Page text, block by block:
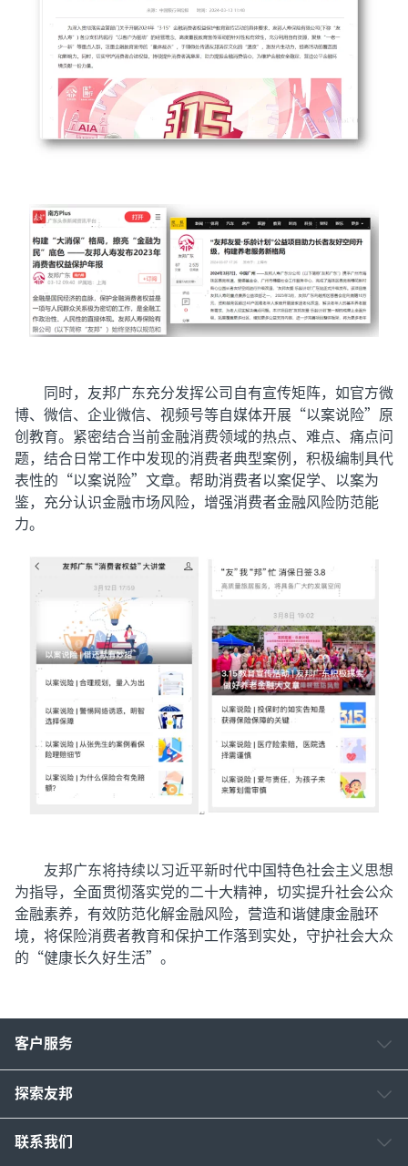
同时，友邦广东充分发挥公司自有宣传矩阵，如官方微
博、微信、企业微信、视频号等自媒体开展“以案说险”原
创教育。紧密结合当前金融消费领域的热点、难点、痛点问
题，结合日常工作中发现的消费者典型案例，积极编制具代
表性的 “以案说险”文章。帮助消费者以案促学、以案为
鉴，充分认识金融市场风险，增强消费者金融风险防范能
力。
友邦广东将持续以习近平新时代中国特色社会主义思想
为指导，全面贯彻落实党的二十大精神，切实提升社会公众
金融素养，有效防范化解金融风险，营造和谐健康金融环
境，将保险消费者教育和保护工作落到实处，守护社会大众
的“健康长久好生活”。
客户服务
探索友邦
联系我们